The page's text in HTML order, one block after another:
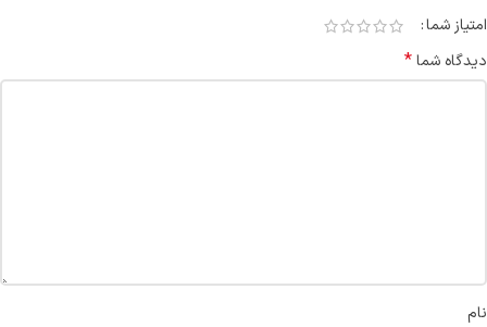
امتیاز شما
دیدگاه شما*
نام